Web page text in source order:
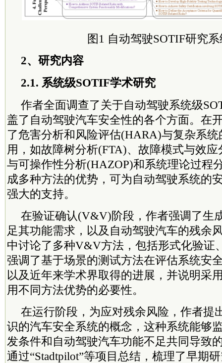
图1 自动驾驶SOTIF研究
2、研究内容
2.1. 系统级SOTIF学术研究
作者全面调查了关于自动驾驶系统级
盖了自动驾驶汽车安全性的各个方面。在
了危害分析和风险评估(HARA)与复杂系
用，如故障树分析(FTA)、故障模式与效
与可操作性分析(HAZOP)和系统理论过程
成多种方法的优势，可为自动驾驶系统的
强大的支持。
在验证确认(V&V)阶段，作者强调了生
足其功能需求，以及自动驾驶汽车的残余
中讨论了多种V&V方法，包括形式化验证
强调了基于场景的测试方法在评估系统安
以及近年来学术界取得的进展，并说明采
用不同方法优势的必要性。
在运行阶段，为应对残余风险，作者提
识的汽车安全系统的概念，这种系统能够
发条件和自动驾驶汽车功能不足共同导致
通过“Stadtpilot”等项目总结，梳理了早期